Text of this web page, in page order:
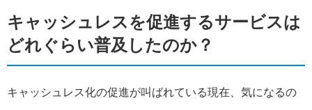
キャッシュレスを促進するサービスは
どれぐらい普及したのか？
キャッシュレス化の促進が叫ばれている現在、気になるの